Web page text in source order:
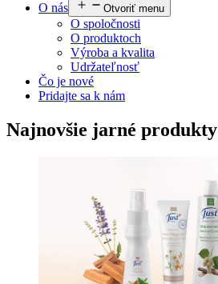
O nás
Otvoriť menu
O spoločnosti
O produktoch
Výroba a kvalita
Udržateľnosť
Čo je nové
Pridajte sa k nám
Najnovšie jarné produkty